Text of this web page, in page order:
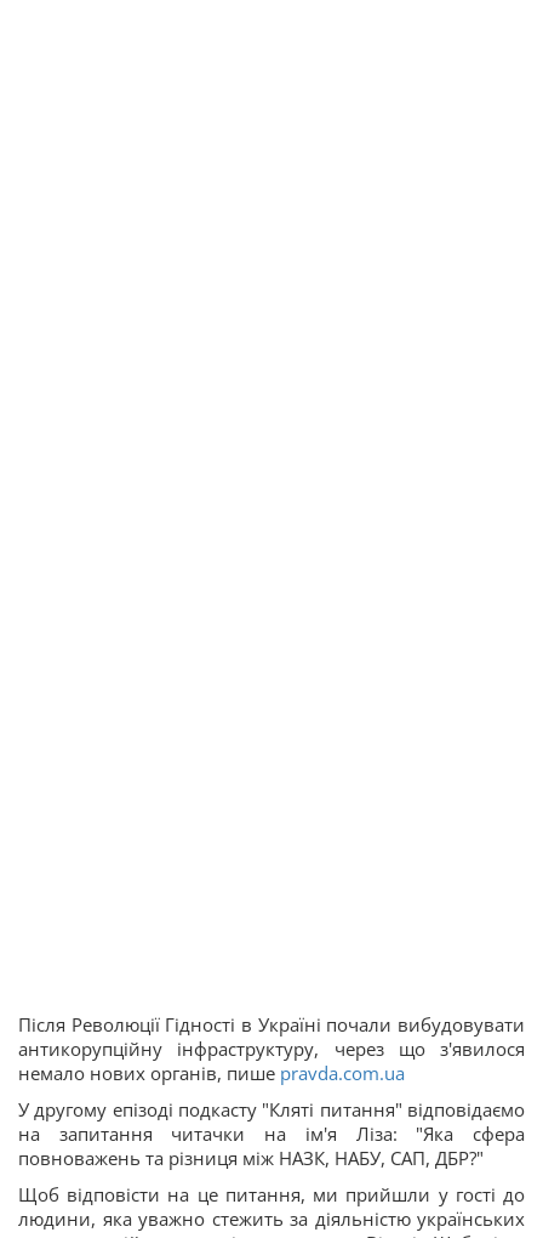
Після Революції Гідності в Україні почали вибудовувати
антикорупційну інфраструктуру, через що з'явилося
немало нових органів, пише pravda.com.ua
У другому епізоді подкасту "Кляті питання" відповідаємо
на запитання читачки на ім'я Ліза: "Яка сфера
повноважень та різниця між НАЗК, НАБУ, САП, ДБР?"
Щоб відповісти на це питання, ми прийшли у гості до
людини, яка уважно стежить за діяльністю українських